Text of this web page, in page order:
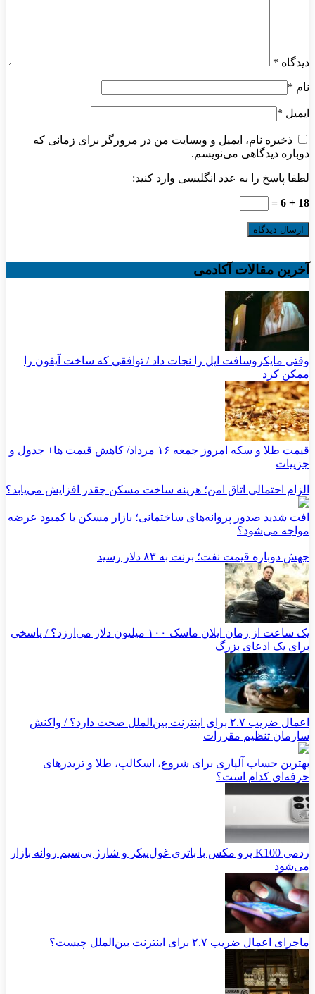
دیدگاه *
نام *
ایمیل *
ذخیره نام، ایمیل و وبسایت من در مرورگر برای زمانی که
دوباره دیدگاهی می‌نویسم.
لطفا پاسخ را به عدد انگلیسی وارد کنید:
18 + 6 =
آخرین مقالات آکادمی
وقتی مایکروسافت اپل را نجات داد / توافقی که ساخت آیفون را
ممکن کرد
قیمت طلا و سکه امروز جمعه ۱۶ مرداد/ کاهش قیمت ها+ جدول و
جزییات
الزام احتمالی اتاق امن؛ هزینه ساخت مسکن چقدر افزایش می‌یابد؟
افت شدید صدور پروانه‌های ساختمانی؛ بازار مسکن با کمبود عرضه
مواجه می‌شود؟
جهش دوباره قیمت نفت؛ برنت به ۸۳ دلار رسید
یک ساعت از زمان ایلان ماسک ۱۰۰ میلیون دلار می‌ارزد؟ / پاسخی
برای یک ادعای بزرگ
اعمال ضریب ۲.۷ برای اینترنت بین‌الملل صحت دارد؟ / واکنش
سازمان تنظیم مقررات
بهترین حساب آلپاری برای شروع، اسکالپ، طلا و تریدرهای
حرفه‌ای کدام است؟
ردمی K100 پرو مکس با باتری غول‌پیکر و شارژ بی‌سیم روانه بازار
می‌شود
ماجرای اعمال ضریب ۲.۷ برای اینترنت بین‌الملل چیست؟